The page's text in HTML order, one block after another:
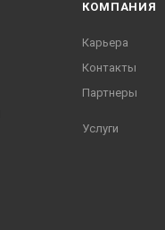
КОМПАНИЯ
Карьера
Контакты
Партнеры
Услуги